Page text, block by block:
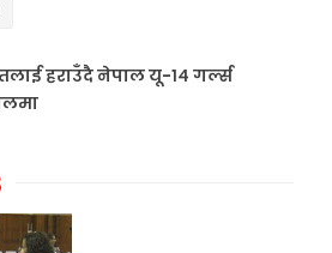
हराउँदै नेपाल यू-१४ गर्ल्स